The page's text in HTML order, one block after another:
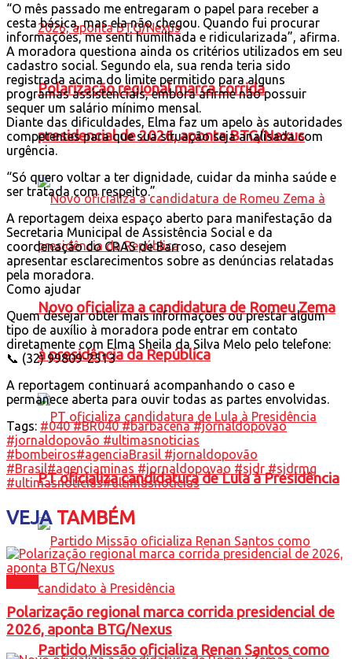
Polarização regional marca corrida
presidencial de 2026, aponta BTG/Nexus
Novo oficializa a candidatura de Romeu Zema
à presidência da República
PT oficializa candidatura de Lula à Presidência
Partido Missão oficializa Renan Santos como
“O mês passado me entregaram o papel para receber a
cesta básica, mas ela não chegou. Quando fui procurar
informações, me senti humilhada e ridicularizada”, afirma.
A moradora questiona ainda os critérios utilizados em seu
cadastro social. Segundo ela, sua renda teria sido
registrada acima do limite permitido para alguns
programas assistenciais, embora afirme não possuir
sequer um salário mínimo mensal.
Diante das dificuldades, Elma faz um apelo às autoridades
competentes para que sua situação seja analisada com
urgência.
“Só quero voltar a ter dignidade, cuidar da minha saúde e
ser tratada com respeito.”
A reportagem deixa espaço aberto para manifestação da
Secretaria Municipal de Assistência Social e da
coordenação do CRAS de Barroso, caso desejem
apresentar esclarecimentos sobre as denúncias relatadas
pela moradora.
Como ajudar
Quem desejar obter mais informações ou prestar algum
tipo de auxílio à moradora pode entrar em contato
diretamente com Elma Sheila da Silva Melo pelo telefone:
📞 (32) 99809-2513
A reportagem continuará acompanhando o caso e
permanece aberta para ouvir todas as partes envolvidas.
Tags: #040 #BR040 #barbacena #jornaldopovao
#jornaldopovão #ultimasnoticias
#bombeiros#agenciaBrasil #jornaldopovão
#Brasil#agenciaminas #jornaldopovao #sjdr #sjdrmg
#ultimasnoticias#ultimasnoticias
VEJATAMBÉM
Polarização regional marca corrida presidencial de
2026, aponta BTG/Nexus